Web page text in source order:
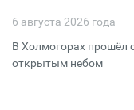
6 августа 2026 года
В Холмогорах прошёл
открытым небом